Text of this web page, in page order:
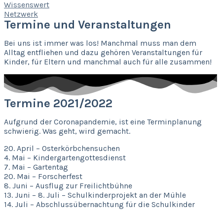
Wissenswert
Netzwerk
Termine und Veranstaltungen
Bei uns ist immer was los! Manchmal muss man dem
Alltag entfliehen und dazu gehören Veranstaltungen für
Kinder, für Eltern und manchmal auch für alle zusammen!
Termine 2021/2022
Aufgrund der Coronapandemie, ist eine Terminplanung
schwierig. Was geht, wird gemacht.
20. April – Osterkörbchensuchen
4. Mai – Kindergartengottesdienst
7. Mai – Gartentag
20. Mai – Forscherfest
8. Juni – Ausflug zur Freilichtbühne
13. Juni – 8. Juli – Schulkinderprojekt an der Mühle
14. Juli – Abschlussübernachtung für die Schulkinder